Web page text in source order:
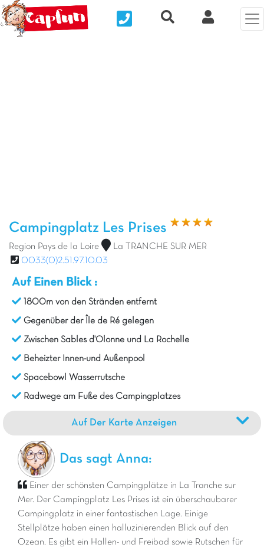
Nous contacterRecherche rapide
Clix
Campingplatz Les Prises
Region Pays de la Loire
La TRANCHE SUR MER
0033(0)2.51.97.10.03
Auf Einen Blick :
1800m von den Stränden entfernt
Gegenüber der Île de Ré gelegen
Zwischen Sables d'Olonne und La Rochelle
Beheizter Innen-und Außenpool
Spacebowl Wasserrutsche
Radwege am Fuße des Campingplatzes
Auf Der Karte Anzeigen
Das sagt Anna:
Einer der schönsten Campingplätze in La Tranche sur
Mer. Der Campingplatz Les Prises ist ein überschaubarer
Campingplatz in einer fantastischen Lage. Einige
Stellplätze haben einen halluzinierenden Blick auf den
Ozean. Es gibt ein Hallen- und Freibad sowie Rutschen für